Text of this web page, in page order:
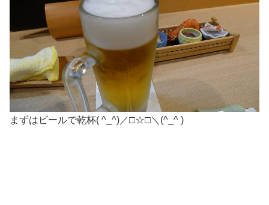
まずはビールで乾杯( ^_^)／□☆□＼(^_^ )